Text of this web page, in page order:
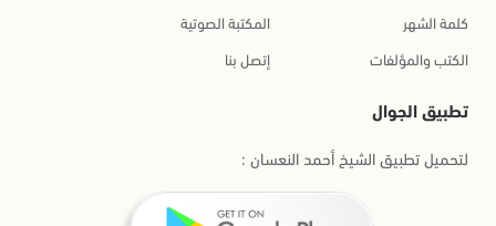
كلمة الشهر
المكتبة الصوتية
الكتب والمؤلفات
إتصل بنا
تطبيق الجوال
لتحميل تطبيق الشيخ أحمد النعسان :